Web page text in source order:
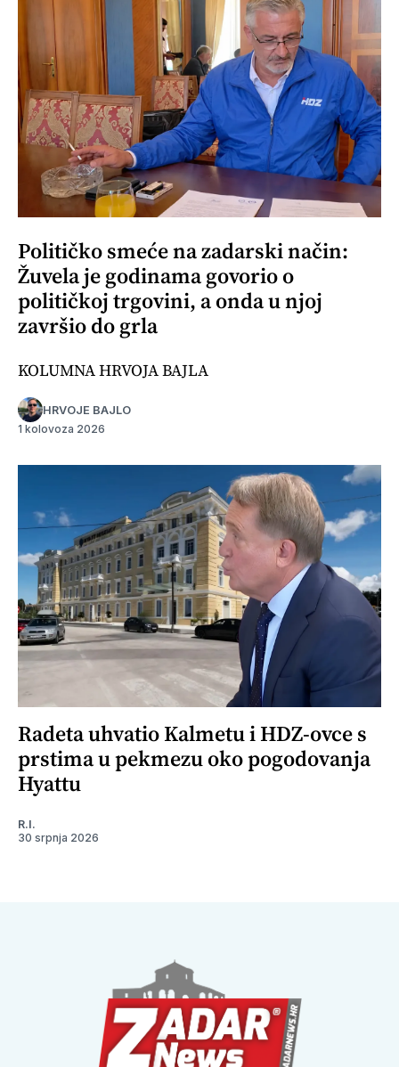
Političko smeće na zadarski način:
Žuvela je godinama govorio o
političkoj trgovini, a onda u njoj
završio do grla
KOLUMNA HRVOJA BAJLA
HRVOJE BAJLO
1 kolovoza 2026
Radeta uhvatio Kalmetu i HDZ-ovce s
prstima u pekmezu oko pogodovanja
Hyattu
R.I.
30 srpnja 2026